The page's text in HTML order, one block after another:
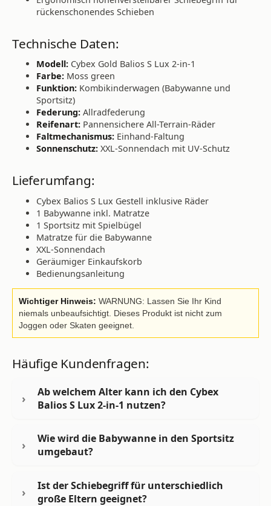
rückenschonendes Schieben
Technische Daten:
Modell: Cybex Gold Balios S Lux 2-in-1
Farbe: Moss green
Funktion: Kombikinderwagen (Babywanne und
Sportsitz)
Federung: Allradfederung
Reifenart: Pannensichere All-Terrain-Räder
Faltmechanismus: Einhand-Faltung
Sonnenschutz: XXL-Sonnendach mit UV-Schutz
Lieferumfang:
Cybex Balios S Lux Gestell inklusive Räder
1 Babywanne inkl. Matratze
1 Sportsitz mit Spielbügel
Matratze für die Babywanne
XXL-Sonnendach
Geräumiger Einkaufskorb
Bedienungsanleitung
Wichtiger Hinweis: WARNUNG: Lassen Sie Ihr Kind
niemals unbeaufsichtigt. Dieses Produkt ist nicht zum
Joggen oder Skaten geeignet.
Häufige Kundenfragen:
Ab welchem Alter kann ich den Cybex
Balios S Lux 2-in-1 nutzen?
Wie wird die Babywanne in den Sportsitz
umgebaut?
Ist der Schiebegriff für unterschiedlich
große Eltern geeignet?